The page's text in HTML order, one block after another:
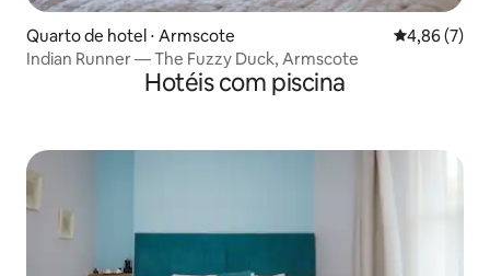
Quarto de hotel ⋅ Armscote 4,86 de uma
4,86 (7)
Indian Runner — The Fuzzy Duck, Armscote
Hotéis com piscina